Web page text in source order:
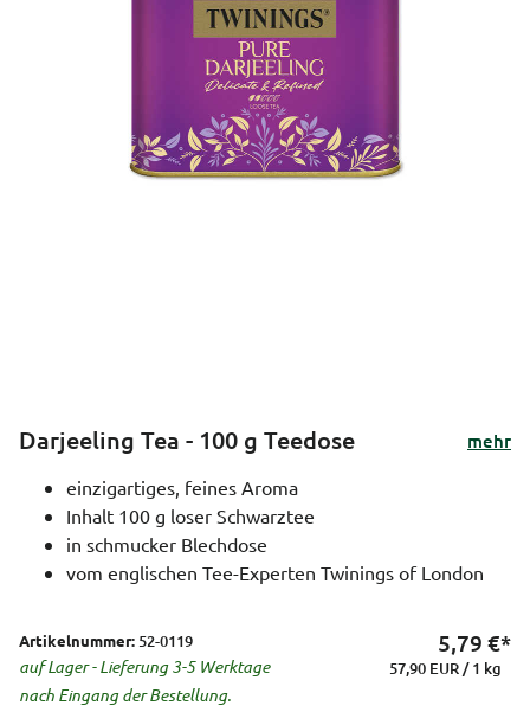
Darjeeling Tea - 100 g Teedose
mehr
einzigartiges, feines Aroma
Inhalt 100 g loser Schwarztee
in schmucker Blechdose
vom englischen Tee-Experten Twinings of London
Artikelnummer: 52-0119
auf Lager - Lieferung 3-5 Werktage
nach Eingang der Bestellung.
5,79 €*
57,90 EUR / 1 kg